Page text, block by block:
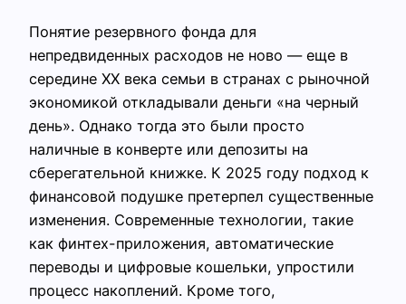
Понятие резервного фонда для
непредвиденных расходов не ново — еще в
середине XX века семьи в странах с рыночной
экономикой откладывали деньги «на черный
день». Однако тогда это были просто
наличные в конверте или депозиты на
сберегательной книжке. К 2025 году подход к
финансовой подушке претерпел существенные
изменения. Современные технологии, такие
как финтех-приложения, автоматические
переводы и цифровые кошельки, упростили
процесс накоплений. Кроме того,